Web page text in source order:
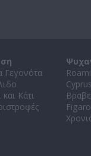
Γεγονότα
Κάτι